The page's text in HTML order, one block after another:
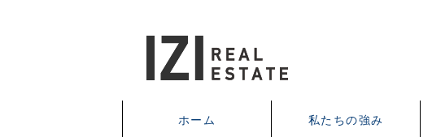
ホーム 私たちの強み